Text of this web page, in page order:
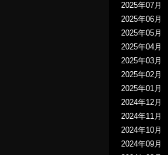
2025年07月
2025年06月
2025年05月
2025年04月
2025年03月
2025年02月
2025年01月
2024年12月
2024年11月
2024年10月
2024年09月